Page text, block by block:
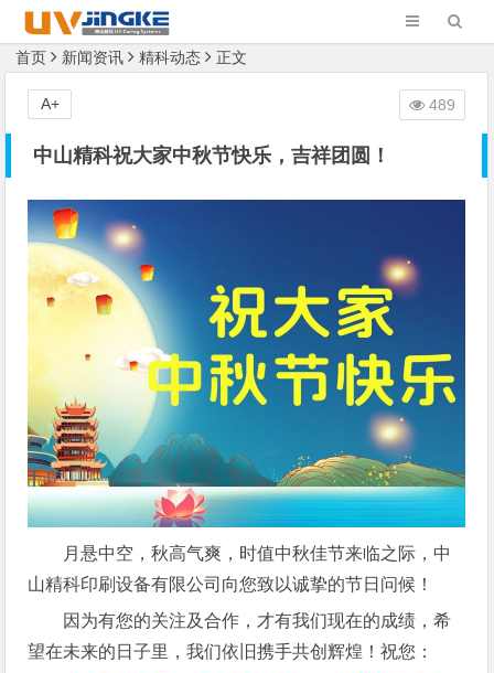
首页 新闻资讯 精科动态 正文
中山精科祝大家中秋节快乐，吉祥团圆！
月悬中空，秋高气爽，时值中秋佳节来临之际，中
山精科印刷设备有限公司向您致以诚挚的节日问候！
因为有您的关注及合作，才有我们现在的成绩，希
望在未来的日子里，我们依旧携手共创辉煌！祝您：
489
A+